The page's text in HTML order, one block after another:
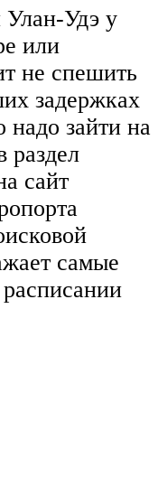
Улан-Удэ у
или
не спешить
задержках
надо зайти на
раздел
сайт
самые